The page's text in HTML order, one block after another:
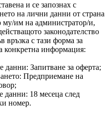
и се запознах с
на лични данни от страна
му/им на администратор/и,
законодателство
връзка с тази форма за
конкретна информация:
данни: Запитване за оферта;
Предприемане на
данни: 18 месеца след
номер.